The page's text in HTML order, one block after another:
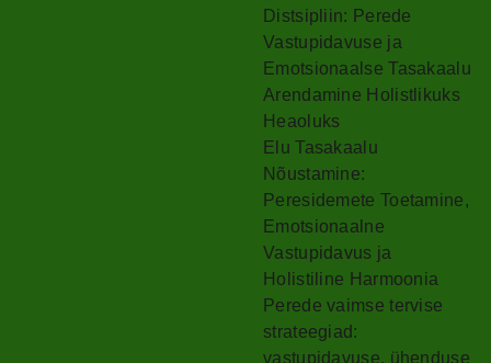
Distsipliin: Perede
Vastupidavuse ja
Emotsionaalse Tasakaalu
Arendamine Holistlikuks
Heaoluks
Elu Tasakaalu
Nõustamine:
Peresidemete Toetamine,
Emotsionaalne
Vastupidavus ja
Holistiline Harmoonia
Perede vaimse tervise
strateegiad:
vastupidavuse, ühenduse